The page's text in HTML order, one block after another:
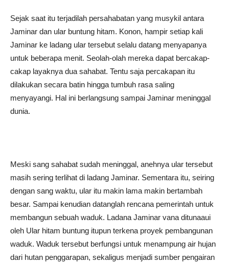
Sejak saat itu terjadilah persahabatan yang musykil antara
Jaminar dan ular buntung hitam. Konon, hampir setiap kali
Jaminar ke ladang ular tersebut selalu datang menyapanya
untuk beberapa menit. Seolah-olah mereka dapat bercakap-
cakap layaknya dua sahabat. Tentu saja percakapan itu
dilakukan secara batin hingga tumbuh rasa saling
menyayangi. Hal ini berlangsung sampai Jaminar meninggal
dunia.
Meski sang sahabat sudah meninggal, anehnya ular tersebut
masih sering terlihat di ladang Jaminar. Sementara itu, seiring
dengan sang waktu, ular itu makin lama makin bertambah
besar. Sampai kenudian datanglah rencana pemerintah untuk
membangun sebuah waduk. Ladana Jaminar vana ditunaaui
oleh Ular hitam buntung itupun terkena proyek pembangunan
waduk. Waduk tersebut berfungsi untuk menampung air hujan
dari hutan penggarapan, sekaligus menjadi sumber pengairan